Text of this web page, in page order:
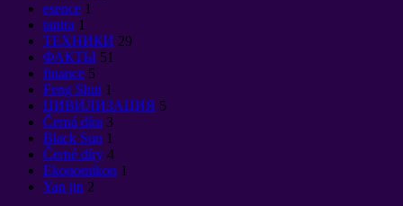
esence 1
tantra 1
ТЕХНИКИ 29
ФАКТЫ 51
finance 5
Feng Shui 1
ЦИВИЛИЗАЦИЯ 5
Černá díra 3
Black Sun 1
Černé díry 4
Ekonomikon 1
Yan jin 2